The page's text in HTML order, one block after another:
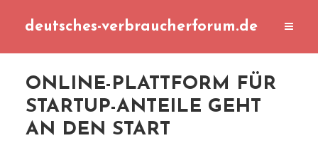
deutsches-verbraucherforum.de
ONLINE-PLATTFORM FÜR
STARTUP-ANTEILE GEHT
AN DEN START